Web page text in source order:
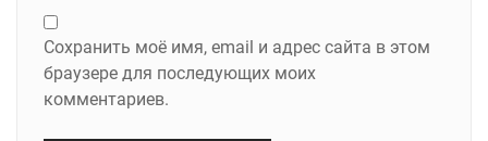
Сохранить моё имя, email и адрес сайта в этом
браузере для последующих моих
комментариев.